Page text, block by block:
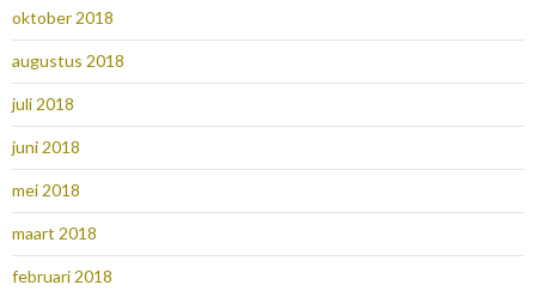
oktober 2018
augustus 2018
juli 2018
juni 2018
mei 2018
maart 2018
februari 2018